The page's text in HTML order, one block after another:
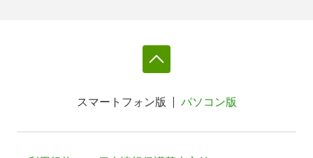
スマートフォン版 パソコン版